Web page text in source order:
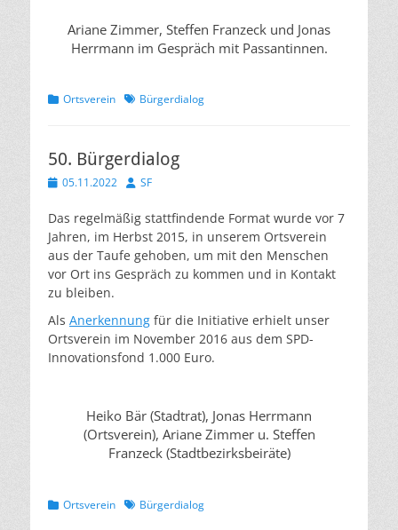
Ariane Zimmer, Steffen Franzeck und Jonas
Herrmann im Gespräch mit Passantinnen.
Kategorien
Ortsverein Schlagworte
Bürgerdialog
50. Bürgerdialog
Veröffentlicht
05.11.2022 Autor
SF
Das regelmäßig stattfindende Format wurde vor 7
Jahren, im Herbst 2015, in unserem Ortsverein
aus der Taufe gehoben, um mit den Menschen
vor Ort ins Gespräch zu kommen und in Kontakt
zu bleiben.
Als Anerkennung für die Initiative erhielt unser
Ortsverein im November 2016 aus dem SPD-
Innovationsfond 1.000 Euro.
Heiko Bär (Stadtrat), Jonas Herrmann
(Ortsverein), Ariane Zimmer u. Steffen
Franzeck (Stadtbezirksbeiräte)
Kategorien
Ortsverein Schlagworte
Bürgerdialog